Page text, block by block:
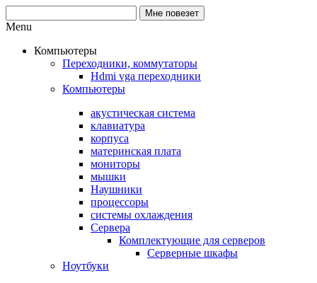
Menu
Компьютеры
Переходники, коммутаторы
Hdmi vga переходники
Компьютеры
акустическая система
клавиатура
корпуса
материнская плата
мониторы
мышки
Наушники
процессоры
системы охлаждения
Сервера
Комплектующие для серверов
Серверные шкафы
Ноутбуки